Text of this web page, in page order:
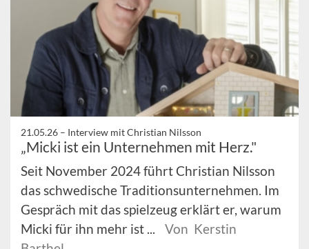
21.05.26 – Interview mit Christian Nilsson
„Micki ist ein Unternehmen mit Herz."
Seit November 2024 führt Christian Nilsson
das schwedische Traditionsunternehmen. Im
Gespräch mit das spielzeug erklärt er, warum
Micki für ihn mehr ist ...
Von Kerstin